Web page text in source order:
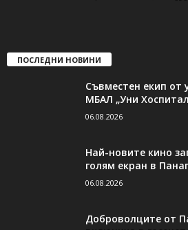
ПОСЛЕДНИ НОВИНИ
Съвместен екип от
МБАЛ „Уни
06.08.2026
Най-новите кино
голям екран в
06.08.2026
Доброволците от